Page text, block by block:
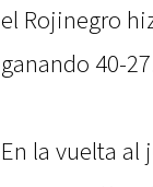
el Rojinegro
ganando 40-
En la vuelta al